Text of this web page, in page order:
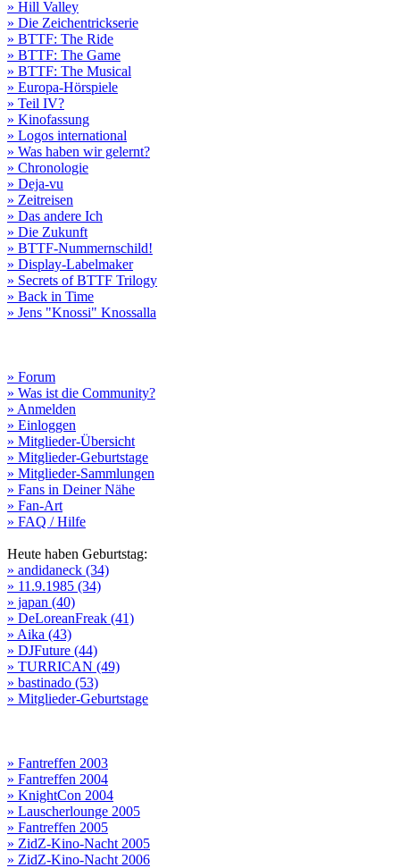
» Hill Valley
» Die Zeichentrickserie
» BTTF: The Ride
» BTTF: The Game
» BTTF: The Musical
» Europa-Hörspiele
» Teil IV?
» Kinofassung
» Logos international
» Was haben wir gelernt?
» Chronologie
» Deja-vu
» Zeitreisen
» Das andere Ich
» Die Zukunft
» BTTF-Nummernschild!
» Display-Labelmaker
» Secrets of BTTF Trilogy
» Back in Time
» Jens "Knossi" Knossalla
» Forum
» Was ist die Community?
» Anmelden
» Einloggen
» Mitglieder-Übersicht
» Mitglieder-Geburtstage
» Mitglieder-Sammlungen
» Fans in Deiner Nähe
» Fan-Art
» FAQ / Hilfe
Heute haben Geburtstag:
» andidaneck (34)
» 11.9.1985 (34)
» japan (40)
» DeLoreanFreak (41)
» Aika (43)
» DJFuture (44)
» TURRICAN (49)
» bastinado (53)
» Mitglieder-Geburtstage
» Fantreffen 2003
» Fantreffen 2004
» KnightCon 2004
» Lauscherlounge 2005
» Fantreffen 2005
» ZidZ-Kino-Nacht 2005
» ZidZ-Kino-Nacht 2006